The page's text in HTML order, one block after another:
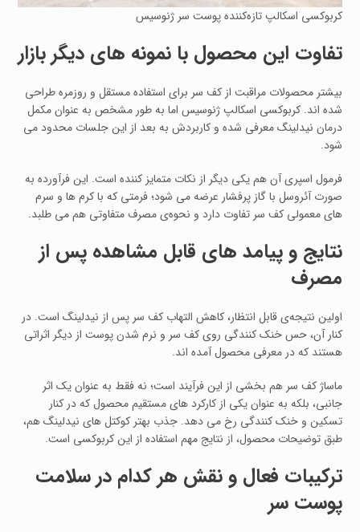
کربوکسی اسکالپ تازه‌کننده پوست سر ژنوسیس
تفاوت این محصول با نمونه‌ های دیگر بازار
بیشتر محصولات مراقبت از کف سر برای استفاده مستقل و روزمره طراحی
شده‌ اند. کربوکسی اسکالپ ژنوسیس اما به‌ طور مشخص به‌ عنوان مکمل
درمان نیدلینگ معرفی شده و کاربردش به بعد از این جلسات محدود می‌
شود.
فرمول اسپری آن هم یکی دیگر از نکات متمایز کننده است. این فرآورده به‌
صورت آئروسل با گاز پرفشار عرضه می‌ شود؛ فرمتی که با کرم‌ ها و سرم‌
های معمولی کف سر تفاوت دارد و نحوه‌ی مصرف متفاوتی هم می‌ طلبد.
نتایج و پیامد های قابل مشاهده پس از
مصرف
اولین نتیجه‌ی قابل انتظار، کاهش التهاب کف سر پس از نیدلینگ است. در
کنار آن، حس خنک‌ کنندگی روی کف سر و نرم شدن پوست از دیگر اثراتی
هستند که در معرفی محصول آمده‌ اند.
ماساژ کف سر هم بخشی از این فرآیند است؛ نه فقط به‌ عنوان یک اثر
جانبی، بلکه به‌ عنوان یکی از کارکرد های مستقیم محصول که در کنار
تسکین و خنک‌ کنندگی رخ می‌ دهد. جذب بهتر کوکتل‌ های نیدلینگ هم،
طبق توضیحات محصول، از نتایج مهم استفاده از این کربوکسی است.
ترکیبات فعال و نقش هر کدام در سلامت
پوست سر